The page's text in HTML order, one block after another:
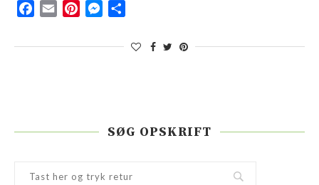
Facebook
Email PinterestMessenger
SØG OPSKRIFT